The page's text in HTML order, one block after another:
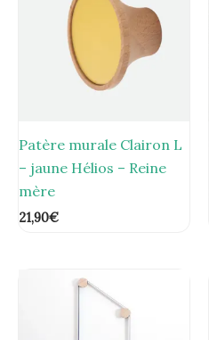
Patère murale Clairon L
– jaune Hélios – Reine
mère
21,90€